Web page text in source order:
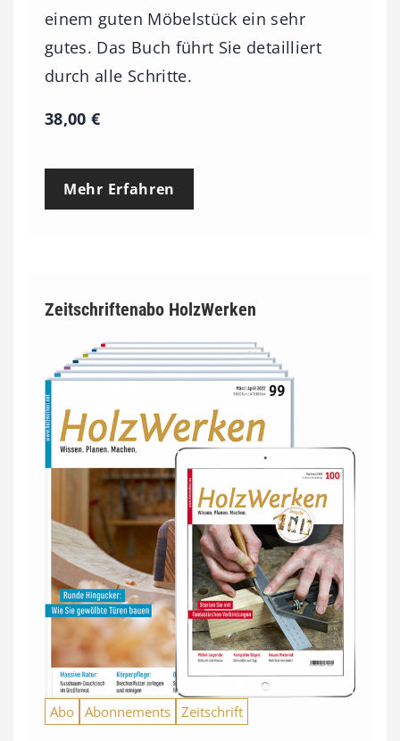
einem guten Möbelstück ein sehr
gutes. Das Buch führt Sie detailliert
durch alle Schritte.
38,00€
Mehr Erfahren
Zeitschriftenabo HolzWerken
Abo Abonnements Zeitschrift